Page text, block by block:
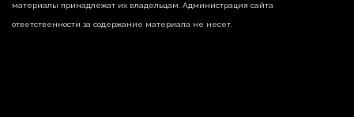
материалы принадлежат их владельцам. Администрация сайта
ответственности за содержание материала не несет.